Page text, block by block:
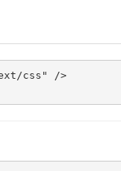
css" />